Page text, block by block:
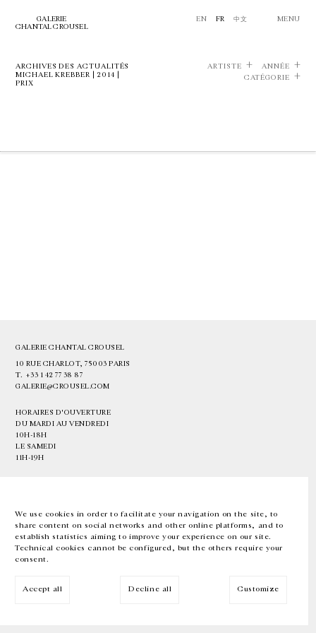
We use cookies in order to facilitate your navigation on the site, to
share content on social networks and other online platforms, and to
establish statistics aiming to improve your experience on our site.
Technical cookies cannot be configured, but the others require your
consent.
Accept all Decline all Customize
GALERIE
CHANTAL CROUSEL
EN FR 中文 MENU
ARCHIVES DES ACTUALITÉS
MICHAEL KREBBER | 2014 |
PRIX
ARTISTE
ANNÉE
CATÉGORIE
GALERIE CHANTAL CROUSEL
10 RUE CHARLOT, 75003 PARIS
T. +33 1 42 77 38 87
GALERIE@CROUSEL.COM
HORAIRES D'OUVERTURE
DU MARDI AU VENDREDI
10H-18H
LE SAMEDI
11H-19H
EN FR 中文 Facebook Instagram
Inscrivez-vous à notre newsletter